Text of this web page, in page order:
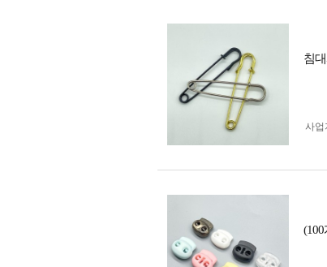
침
사업